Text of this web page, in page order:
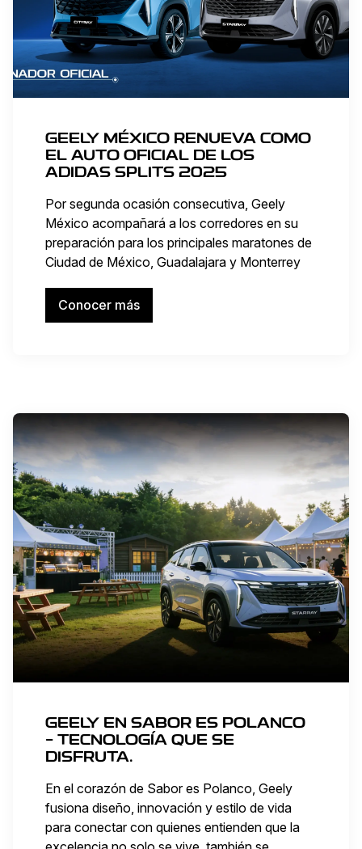
GEELY MÉXICO RENUEVA COMO
EL AUTO OFICIAL DE LOS
ADIDAS SPLITS 2025
Por segunda ocasión consecutiva, Geely
México acompañará a los corredores en su
preparación para los principales maratones de
Ciudad de México, Guadalajara y Monterrey
Conocer más
GEELY EN SABOR ES POLANCO
– TECNOLOGÍA QUE SE
DISFRUTA.
En el corazón de Sabor es Polanco, Geely
fusiona diseño, innovación y estilo de vida
para conectar con quienes entienden que la